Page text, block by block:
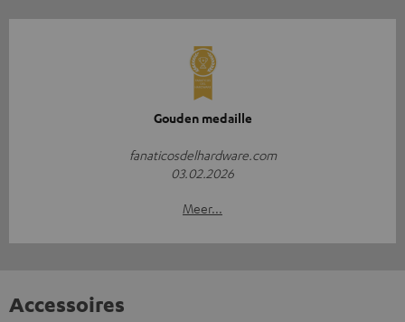
Gouden medaille
fanaticosdelhardware.com
03.02.2026
Meer...
Accessoires